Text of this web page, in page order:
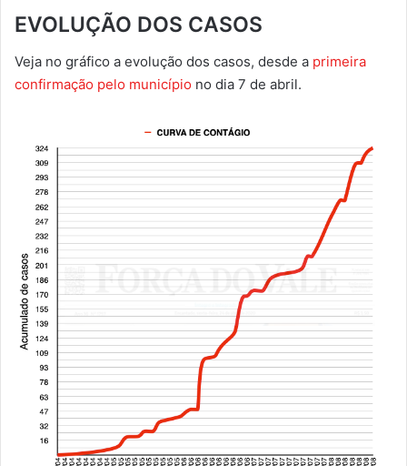
EVOLUÇÃO DOS CASOS
Veja no gráfico a evolução dos casos, desde a primeira
confirmação pelo município no dia 7 de abril.